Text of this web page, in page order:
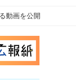
動画を公開